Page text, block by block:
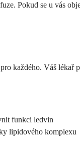
Pokud se u vás
Váš lékař
funkci ledvin
lipidového komplexu